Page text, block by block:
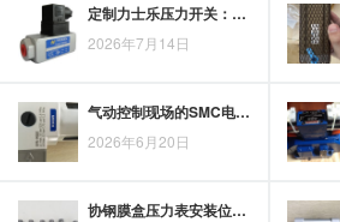
定制力士乐压力开关：适配差异化需求的优势解析
2026年7月14日
气动控制现场的SMC电磁阀使用要点与注意事项
2026年6月20日
协钢膜盒压力表安装位置选择：影响现场读数可靠性的关键要点